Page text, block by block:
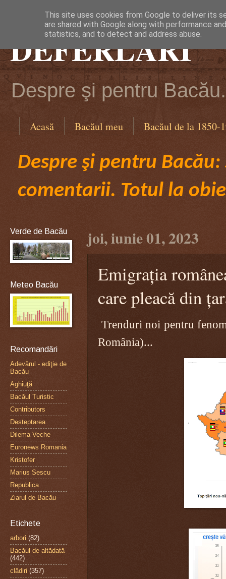
DEFERLĂRI
Despre şi pentru
Acasă Bacăul meu Bacăul de la 1850-
Despre şi pentru
comentarii. Totul la
joi, iunie 01, 2023
Emigrația
care pleacă din
Trenduri noi pentru
România)...
Verde de Bacău
Meteo Bacău
Recomandări
Adevărul - ediţie de
Bacău
Aghiuţă
Bacăul Turistic
Contributors
Desteptarea
Dilema Veche
Euronews Romania
Kristofer
Marius Sescu
Republica
Ziarul de Bacău
Etichete
arbori (82)
Bacăul de altădată
(442)
clădiri (357)
This site uses cookies from Google to deliver its
are shared with Google along with performance
statistics, and to detect and address abuse.